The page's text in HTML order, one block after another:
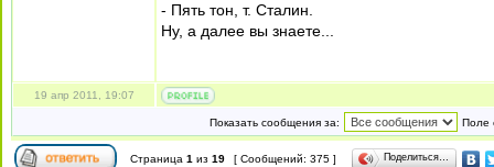
- Пять тон, т. Сталин.
Ну, а далее вы знаете...
19 апр 2011, 19:07
Показать сообщения за: Поле
Страница 1 из 19 [ Сообщений: 375 ] Поделиться…